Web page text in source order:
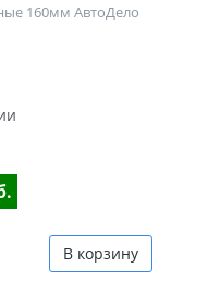
160мм АвтоДело
В корзину